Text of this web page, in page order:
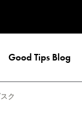
Good Tips Blog
ク